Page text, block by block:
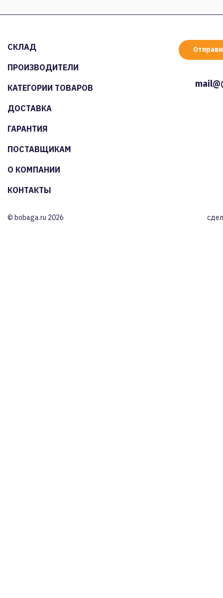
СКЛАД
ПРОИЗВОДИТЕЛИ
КАТЕГОРИИ ТОВАРОВ
ДОСТАВКА
ГАРАНТИЯ
ПОСТАВЩИКАМ
О КОМПАНИИ
КОНТАКТЫ
© bobaga.ru 2026